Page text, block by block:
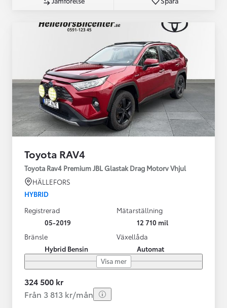
Toyota RAV4
Toyota Rav4 Premium JBL Glastak Drag Motorv Vhjul
HÄLLEFORS
HYBRID
Registrerad
05-2019
Mätarställning
12 710 mil
Bränsle
Hybrid Bensin
Växellåda
Automat
Visa mer
324 500 kr
Från 3 813 kr/mån